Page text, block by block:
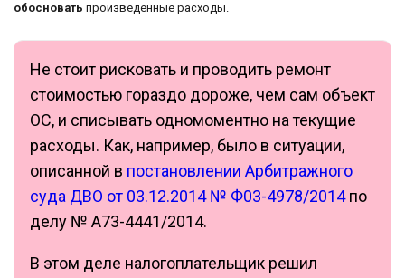
обосновать произведенные расходы.
Не стоит рисковать и проводить ремонт
стоимостью гораздо дороже, чем сам объект
ОС, и списывать одномоментно на текущие
расходы. Как, например, было в ситуации,
описанной в постановлении Арбитражного
суда ДВО от 03.12.2014 № Ф03-4978/2014по
делу № А73-4441/2014.
В этом деле налогоплательщик решил